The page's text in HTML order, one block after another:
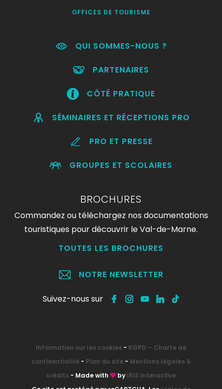
OFFICES DE TOURISME
QUI SOMMES-NOUS ?
PARTENAIRES
CÔTÉ PRATIQUE
SÉMINAIRES ET RÉCEPTIONS PRO
PRO ET PRESSE
GROUPES ET SCOLAIRES
BROCHURES
Commandez ou téléchargez nos documentations
touristiques pour découvrir le Val-de-Marne.
TOUTES LES BROCHURES
NOTRE NEWSLETTER
Suivez-nous sur
Information sur les cookies - RGPD – Charte de
confidentialité- Plan du site- Mentions légales &
crédits - Made with by IRIS Interactive